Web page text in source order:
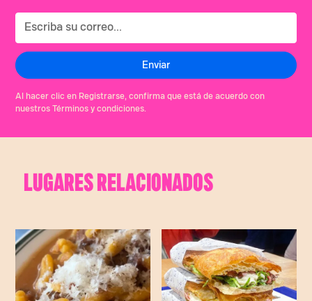
Al hacer clic en Registrarse, confirma que está de acuerdo con
nuestros Términos y condiciones.
LUGARES RELACIONADOS